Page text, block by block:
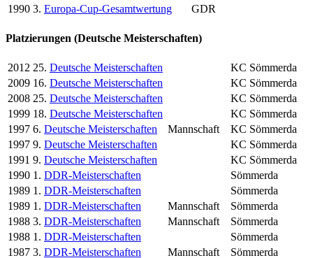
1990 3. Europa-Cup-Gesamtwertung GDR
Platzierungen (Deutsche Meisterschaften)
2012 25. Deutsche Meisterschaften
KC Sömmerda
2009 16. Deutsche Meisterschaften
KC Sömmerda
2008 25. Deutsche Meisterschaften
KC Sömmerda
1999 18. Deutsche Meisterschaften
KC Sömmerda
1997 6. Deutsche Meisterschaften Mannschaft
KC Sömmerda
1997 9. Deutsche Meisterschaften
KC Sömmerda
1991 9. Deutsche Meisterschaften
KC Sömmerda
1990 1. DDR-Meisterschaften
Sömmerda
1989 1. DDR-Meisterschaften
Sömmerda
1989 1. DDR-Meisterschaften Mannschaft
Sömmerda
1988 3. DDR-Meisterschaften Mannschaft
Sömmerda
1988 1. DDR-Meisterschaften
Sömmerda
1987 3. DDR-Meisterschaften Mannschaft
Sömmerda